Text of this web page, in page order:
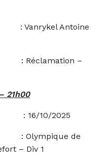
: Vanrykel Antoine
–
21h00
2025
de
– Div 1